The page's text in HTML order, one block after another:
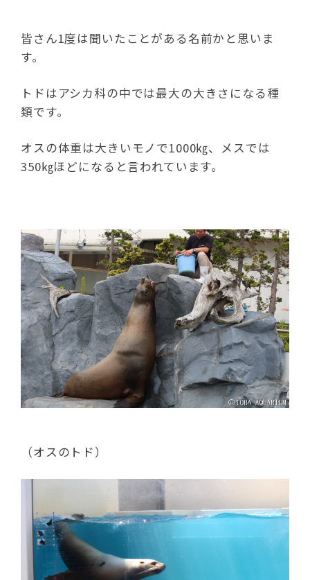
皆さん1度は聞いたことがある名前かと思いま
す。
トドはアシカ科の中では最大の大きさになる種
類です。
オスの体重は大きいモノで1000㎏、メスでは
350㎏ほどになると言われています。
（オスのトド）